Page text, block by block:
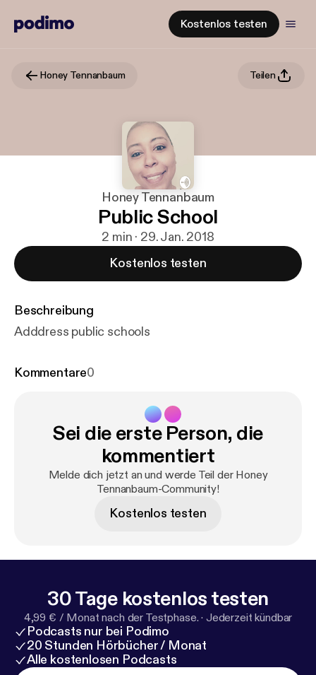
Kostenlos testen
Honey Tennanbaum Teilen
Honey Tennanbaum
Public School
2 min · 29. Jan. 2018
Kostenlos testen
Beschreibung
Adddress public schools
Kommentare0
Sei die erste Person, die
kommentiert
Melde dich jetzt an und werde Teil der Honey
Tennanbaum-Community!
Kostenlos testen
30 Tage kostenlos testen
4,99 € / Monat nach der Testphase. · Jederzeit kündbar
Podcasts nur bei Podimo
20 Stunden Hörbücher / Monat
Alle kostenlosen Podcasts